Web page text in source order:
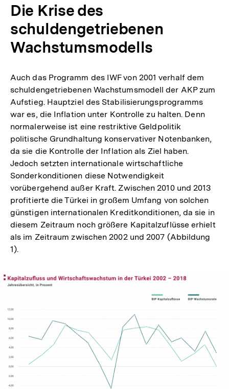
Die Krise des
schuldengetriebenen
Wachstumsmodells
Auch das Programm des IWF von 2001 verhalf dem
schuldengetriebenen Wachstumsmodell der AKP zum
Aufstieg. Hauptziel des Stabilisierungsprogramms
war es, die Inflation unter Kontrolle zu halten. Denn
normalerweise ist eine restriktive Geldpolitik
politische Grundhaltung konservativer Notenbanken,
da sie die Kontrolle der Inflation als Ziel haben.
Jedoch setzten internationale wirtschaftliche
Sonderkonditionen diese Notwendigkeit
vorübergehend außer Kraft. Zwischen 2010 und 2013
profitierte die Türkei in großem Umfang von solchen
günstigen internationalen Kreditkonditionen, da sie in
diesem Zeitraum noch größere Kapitalzuflüsse erhielt
als im Zeitraum zwischen 2002 und 2007 (Abbildung
1).
In
Lightbox
öffnen